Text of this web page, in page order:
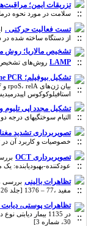
تزریقات ایمن؛
سلامت در مورد نحوه درمان
تست فعالیت حرکتی .
از دستگاه ساخته شده در
LAMP روش‌های تشخیص
تشکیل بیوفیلم؛ Real-time PCR؛ استافیلوکوکوس اپیدرمیدیس
استافیلوکوکوس اپیدرمیدیس [جلد 47،
تشکیل مجدد اپی تلیوم
التیام سوختگیهای درجه دو
تصویربرداری تشدید
خصوصیات و کاربرد آن در
تصویربرداری OCT
بررسی
عودکننده-بهبودیابنده: یک مطالعه
تظاهرات بالینی بررسی
مفید ،77 – 1376 [جلد 26، شماره 1]
تظاهرات پوستی، دیابت
در 1135 بیمار
30، شماره 3]